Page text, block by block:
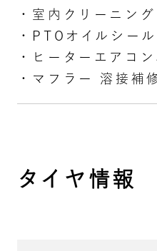
・室内クリーニング
・PTOオイルシー
・ヒーターエアコ
・マフラー 溶接補
タイヤ情報